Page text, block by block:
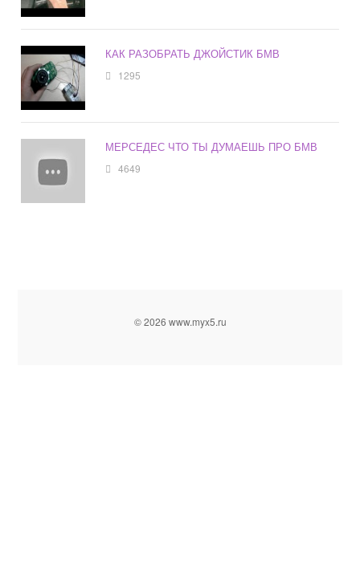
КАК РАЗОБРАТЬ ДЖОЙСТИК БМВ
1295
МЕРСЕДЕС ЧТО ТЫ ДУМАЕШЬ ПРО БМВ
4649
© 2026 www.myx5.ru